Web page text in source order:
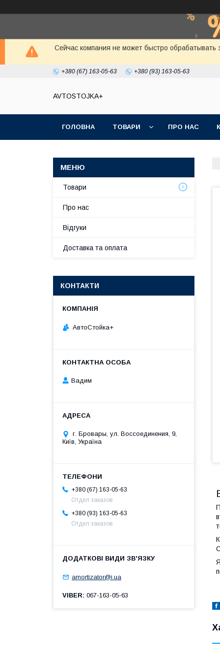
Сейчас компания не может быстро
+380 (67) 163-05-63 +380 (93) 163-05-63
AVTOSTOJKA+
ГОЛОВНА ТОВАРИ ПРО НАС
Товари
Про нас
Відгуки
Доставка та оплата
КОНТАКТИ
АвтоСтойка+
Вадим
г. Бровары, ул. Воссоединения, 9,
Київ, Україна
+380 (67) 163-05-63
Отдел заказов
+380 (93) 163-05-63
Отдел заказов
amortizator@i.ua
VIBER 067-163-05-63